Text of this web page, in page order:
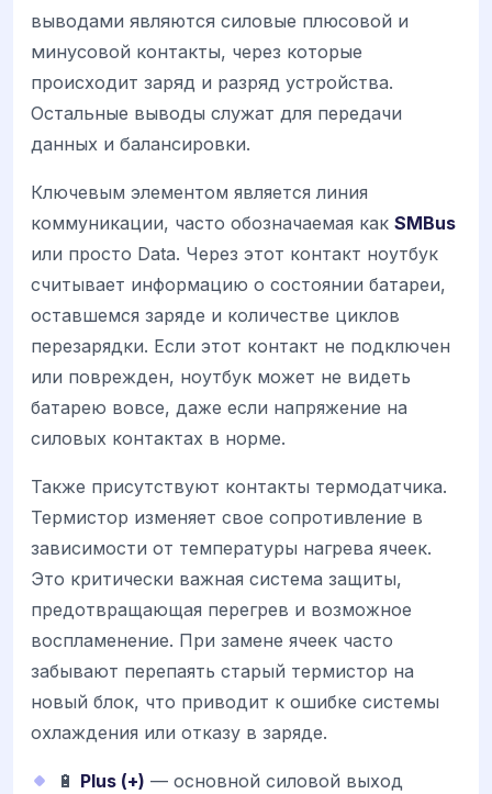
выводами являются силовые плюсовой и
минусовой контакты, через которые
происходит заряд и разряд устройства.
Остальные выводы служат для передачи
данных и балансировки.
Ключевым элементом является линия
коммуникации, часто обозначаемая как SMBus
или просто Data. Через этот контакт ноутбук
считывает информацию о состоянии батареи,
оставшемся заряде и количестве циклов
перезарядки. Если этот контакт не подключен
или поврежден, ноутбук может не видеть
батарею вовсе, даже если напряжение на
силовых контактах в норме.
Также присутствуют контакты термодатчика.
Термистор изменяет свое сопротивление в
зависимости от температуры нагрева ячеек.
Это критически важная система защиты,
предотвращающая перегрев и возможное
воспламенение. При замене ячеек часто
забывают перепаять старый термистор на
новый блок, что приводит к ошибке системы
охлаждения или отказу в заряде.
🔋 Plus (+) — основной силовой выход